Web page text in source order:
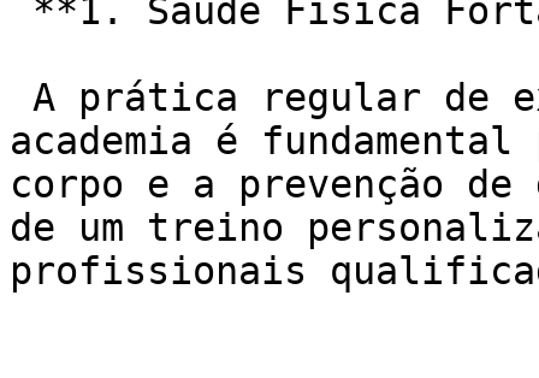
academia é
corpo e a prevenção
de um treino
profissionais